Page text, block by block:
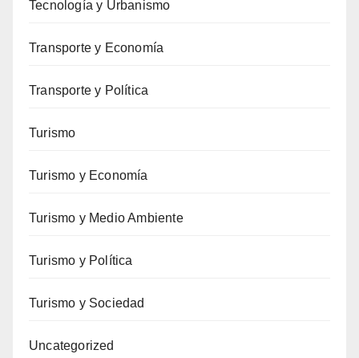
Tecnología y Urbanismo
Transporte y Economía
Transporte y Política
Turismo
Turismo y Economía
Turismo y Medio Ambiente
Turismo y Política
Turismo y Sociedad
Uncategorized